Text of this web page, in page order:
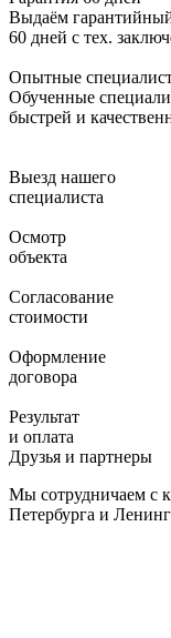
Выдаём
60 дней с тех.
Опытные
Обученные
быстрей и
Выезд нашего
специалиста
Осмотр
объекта
Согласование
стоимости
Оформление
договора
Результат
и оплата
Друзья и партнеры
Мы сотрудничаем с
Петербурга и